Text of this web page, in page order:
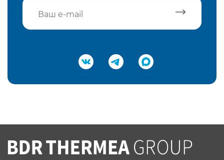
Подтвердить e-mail
Вы соглашаетесь с нашей политикой
конфеденциальности